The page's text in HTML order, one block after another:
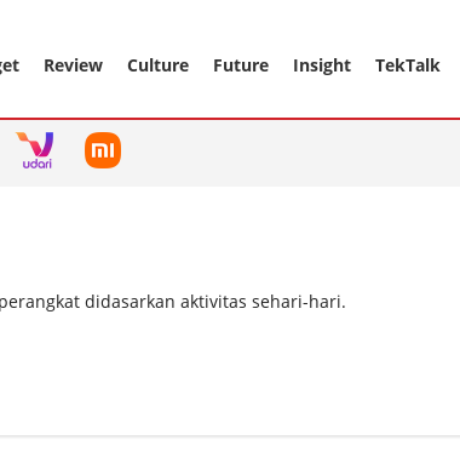
Review Culture Future Insight TekTalk
didasarkan aktivitas sehari-hari.